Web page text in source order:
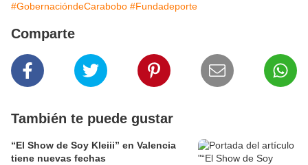
#GobernacióndeCarabobo #Fundadeporte
Comparte
También te puede gustar
“El Show de Soy Kleiii” en Valencia
tiene nuevas fechas